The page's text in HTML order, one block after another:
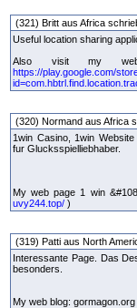
(321) Britt aus Africa
Useful location sharing
Also visit my
https://play.google.com/
(320) Normand aus Africa
1win Casino, 1win
fur Glucksspielliebhaber.
My web page 1 win
uvy244.top/ )
(319) Patti aus North
Interessante Page. Das
besonders.
My web blog: gormagon.org